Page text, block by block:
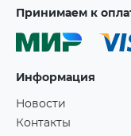
Принимаем к
Информация
Новости
Контакты